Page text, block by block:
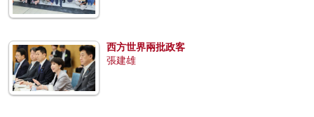
西方世界兩批政客
張建雄